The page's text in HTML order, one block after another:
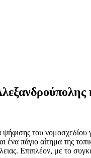
του νομοσχεδίου
ένα πάγιο αίτημα της
Επιπλέον, με το